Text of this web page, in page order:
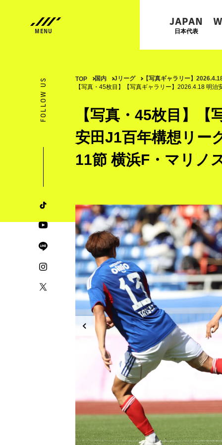
JAPAN
日本代表
FOLLOW US TOP 国内 Jリーグ
【写真ギャラリー】
【写真・45枚目】【写真ギャラリー】2026.4.18 明
【写真・45枚目】
安田J1百年構想リー
11節 横浜F・マリノ